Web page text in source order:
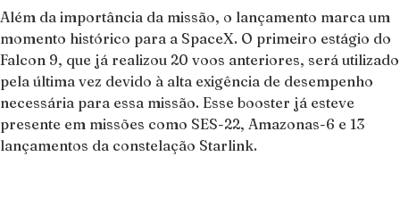
Além da importância da missão, o lançamento marca um
momento histórico para a SpaceX. O primeiro estágio do
Falcon 9, que já realizou 20 voos anteriores, será utilizado
pela última vez devido à alta exigência de desempenho
necessária para essa missão. Esse booster já esteve
presente em missões como SES-22, Amazonas-6 e 13
lançamentos da constelação Starlink.